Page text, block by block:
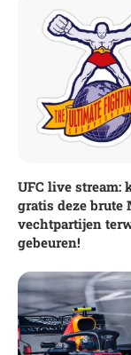
UFC live stream:
gratis deze brute
vechtpartijen
gebeuren!